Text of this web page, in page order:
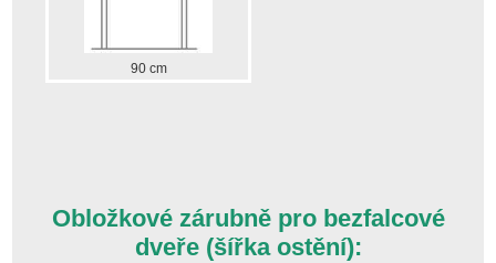
90 cm
Obložkové zárubně pro bezfalcové
dveře (šířka ostění):